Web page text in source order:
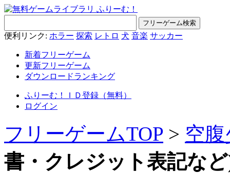
便利リンク: ホラー 探索 レトロ 犬 音楽 サッカー
新着フリーゲーム
更新フリーゲーム
ダウンロードランキング
ふりーむ！ＩＤ登録（無料）
ログイン
フリーゲームTOP > 空
書・クレジット表記な